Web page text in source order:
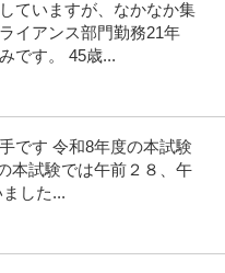
管理 ※会員属性などに応じ、当
提供：ビズリーチ
あり
で長く働きませんか？／ 創業40
提供：有限会社石田電機
ていますが、なかなか集
イアンス部門勤務21年
です。 45歳...
です 令和8年度の本試験
本試験では午前２８、午
した...